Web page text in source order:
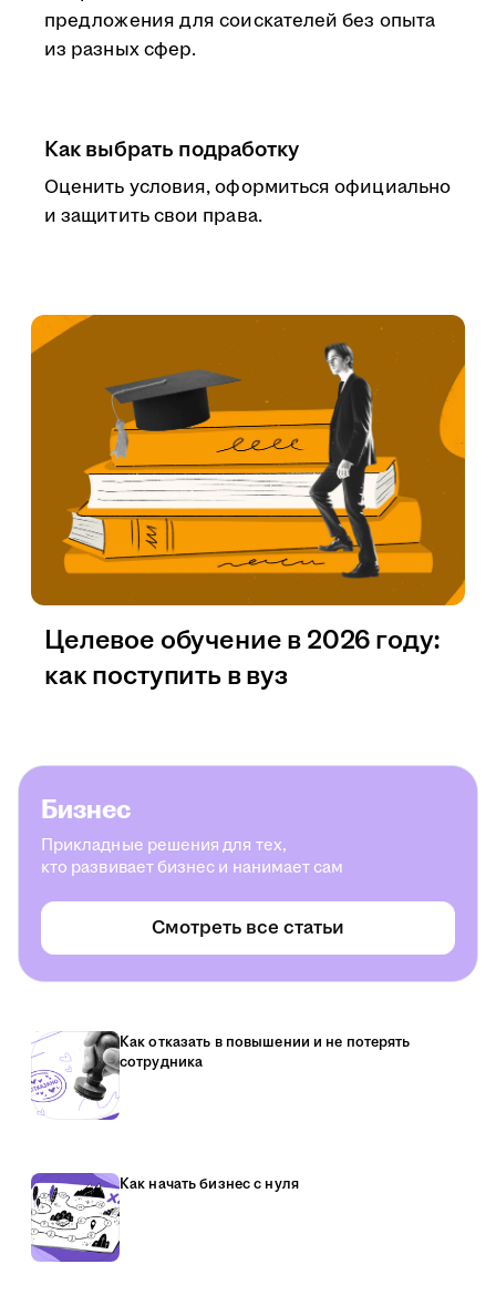
предложения для соискателей без опыта
из разных сфер.
Как выбрать подработку
Оценить условия, оформиться официально
и защитить свои права.
Целевое обучение в 2026 году:
как поступить в вуз
Бизнес
Прикладные решения для тех,
кто развивает бизнес и нанимает сам
Смотреть все статьи
Как отказать в повышении и не потерять
сотрудника
Как начать бизнес с нуля